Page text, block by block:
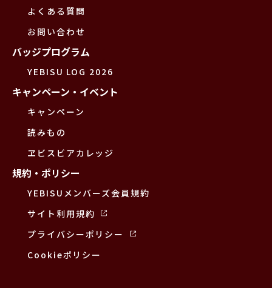
よくある質問
お問い合わせ
バッジプログラム
YEBISU LOG 2026
キャンペーン・イベント
キャンペーン
読みもの
ヱビスビアカレッジ
規約・ポリシー
YEBISUメンバーズ会員規約
サイト利用規約
プライバシーポリシー
Cookieポリシー